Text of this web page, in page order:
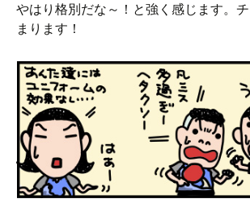
やはり格別だな～！と強く感じます。
まります！